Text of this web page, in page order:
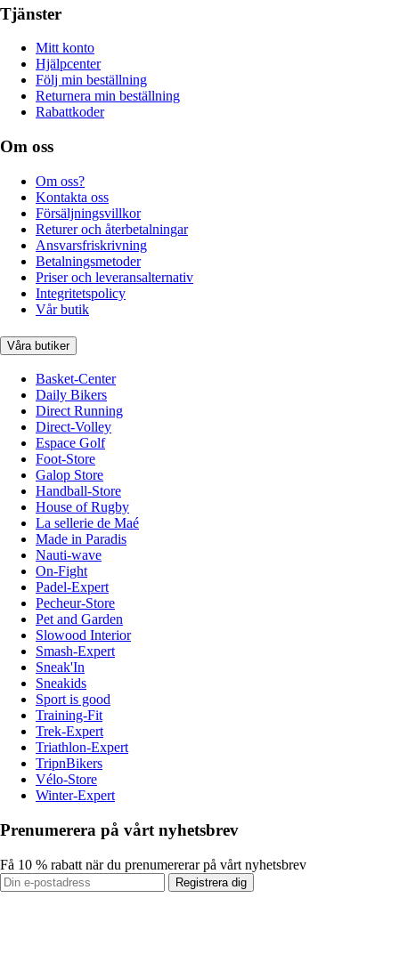
Tjänster
Mitt konto
Hjälpcenter
Följ min beställning
Returnera min beställning
Rabattkoder
Om oss
Om oss?
Kontakta oss
Försäljningsvillkor
Returer och återbetalningar
Ansvarsfriskrivning
Betalningsmetoder
Priser och leveransalternativ
Integritetspolicy
Vår butik
Våra butiker
Basket-Center
Daily Bikers
Direct Running
Direct-Volley
Espace Golf
Foot-Store
Galop Store
Handball-Store
House of Rugby
La sellerie de Maé
Made in Paradis
Nauti-wave
On-Fight
Padel-Expert
Pecheur-Store
Pet and Garden
Slowood Interior
Smash-Expert
Sneak'In
Sneakids
Sport is good
Training-Fit
Trek-Expert
Triathlon-Expert
TripnBikers
Vélo-Store
Winter-Expert
Prenumerera på vårt nyhetsbrev
Få 10 % rabatt när du prenumererar på vårt nyhetsbrev
Registrera dig